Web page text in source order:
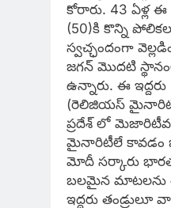
కోరారు. 43 ఏళ్ల
(50)కి కొన్ని
స్వచ్ఛందంగా
జగన్‌ మొదటి
ఉన్నారు. ఈ
(రెలిజియస్‌
ప్రదేశ్‌ లో
మైనారిటీలే కావడం
మోదీ సర్కారు భారత
బలమైన మాటలను
ఇద్దరు తండ్రులూ